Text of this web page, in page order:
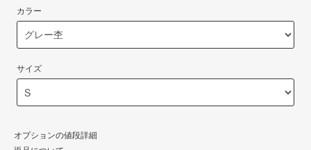
カラー
サイズ
オプションの値段詳細